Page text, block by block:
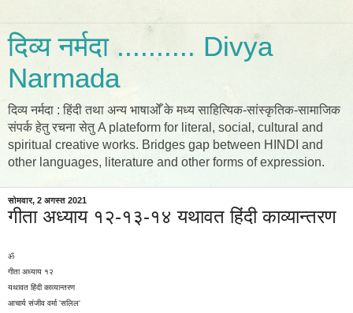
दिव्य नर्मदा .......... Divya
Narmada
दिव्य नर्मदा : हिंदी तथा अन्य भाषाओँ के मध्य साहित्यिक-सांस्कृतिक-सामाजिक
संपर्क हेतु रचना सेतु A plateform for literal, social, cultural and
spiritual creative works. Bridges gap between HINDI and
other languages, literature and other forms of expression.
सोमवार, 2 अगस्त 2021
गीता अध्याय १२-१३-१४ यथावत हिंदी काव्यान्तरण
ॐ
गीता अध्याय १२
यथावत हिंदी काव्यान्तरण
आचार्य संजीव वर्मा 'सलिल'